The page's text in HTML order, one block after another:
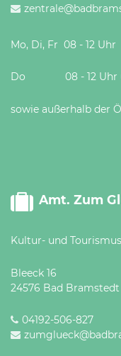
Mo, Di, Fr 08 - 12 Uhr
Do 08 - 12 Uhr
sowie außerhalb der
Amt. Zum
Kultur- und
Bleeck 16
24576 Bad Bramstedt
04192-506-827